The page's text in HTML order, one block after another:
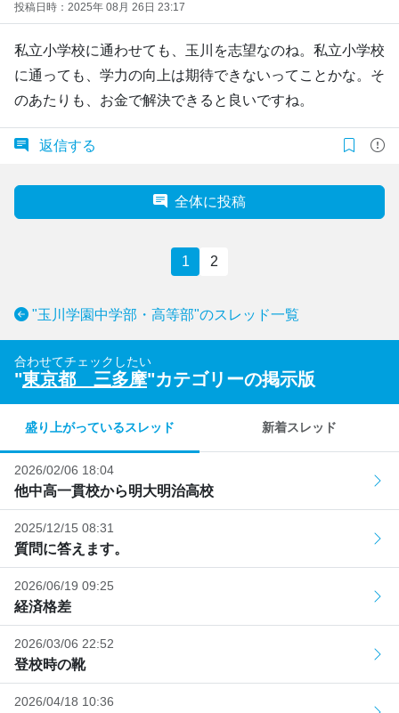
投稿日時：2025年 08月 26日 23:17
私立小学校に通わせても、玉川を志望なのね。私立小学校
に通っても、学力の向上は期待できないってことかな。そ
のあたりも、お金で解決できると良いですね。
返信する
全体に投稿
1 2
"玉川学園中学部・高等部"のスレッド一覧
合わせてチェックしたい
"東京都 三多摩"カテゴリーの掲示版
盛り上がっているスレッド 新着スレッド
2026/02/06 18:04
他中高一貫校から明大明治高校
2025/12/15 08:31
質問に答えます。
2026/06/19 09:25
経済格差
2026/03/06 22:52
登校時の靴
2026/04/18 10:36